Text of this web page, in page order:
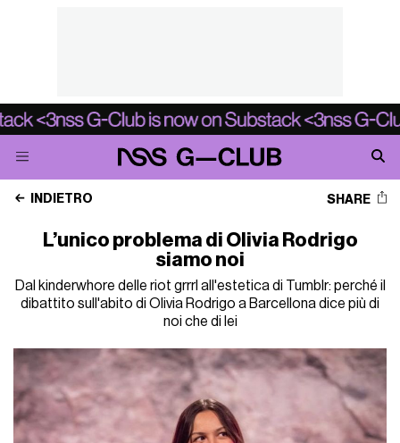
INDIETRO SHARE
L’unico problema di Olivia Rodrigo
siamo noi
Dal kinderwhore delle riot grrrl all'estetica di Tumblr: perché il
dibattito sull'abito di Olivia Rodrigo a Barcellona dice più di
noi che di lei